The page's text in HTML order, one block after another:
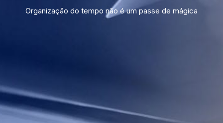
Organização do tempo não é um passe de mágica